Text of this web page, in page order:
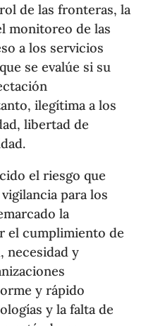
de las fronteras, la
monitoreo de las
a los servicios
se evalúe si su
ilegítima a los
libertad de
el riesgo que
para los
la
el cumplimiento de
necesidad y
y rápido
y la falta de